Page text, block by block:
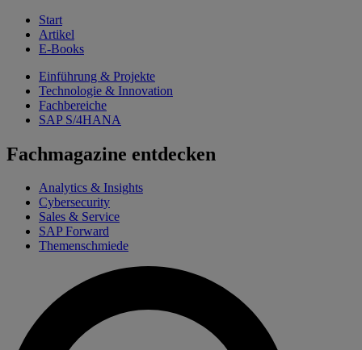
Start
Artikel
E-Books
Einführung & Projekte
Technologie & Innovation
Fachbereiche
SAP S/4HANA
Fachmagazine entdecken
Analytics & Insights
Cybersecurity
Sales & Service
SAP Forward
Themenschmiede